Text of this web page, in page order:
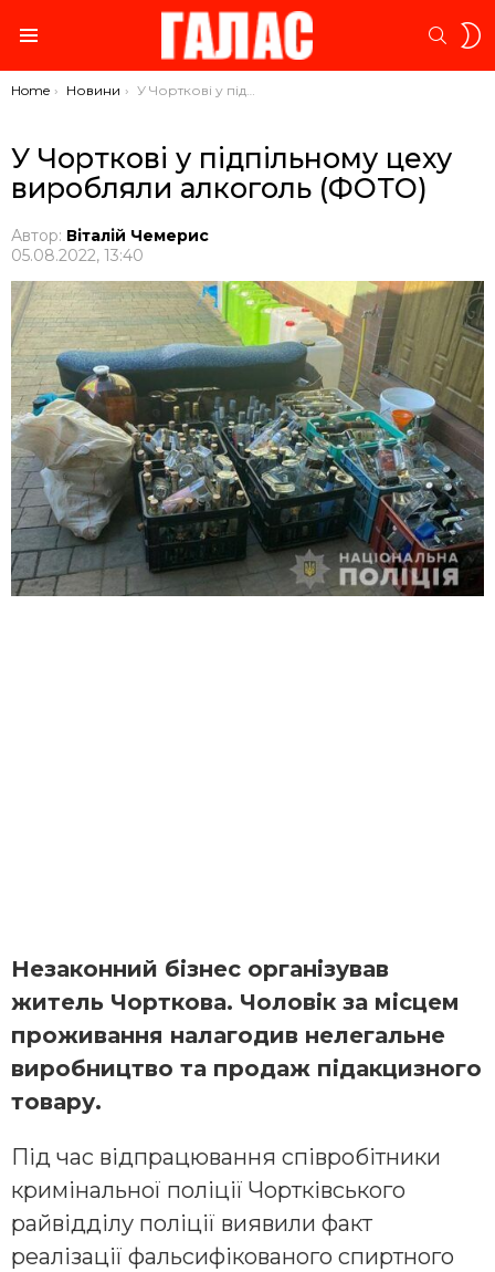
You are here:
Home Новини У Чорткові у підпільному цеху виробляли алкоголь (ФОТО)
У Чорткові у підпільному цеху
виробляли алкоголь (ФОТО)
Автор: Віталій Чемерис
05.08.2022, 13:40
Незаконний бізнес організував
житель Чорткова. Чоловік за місцем
проживання налагодив нелегальне
виробництво та продаж підакцизного
товару.
Під час відпрацювання співробітники
кримінальної поліції Чортківського
райвідділу поліції виявили факт
реалізації фальсифікованого спиртного